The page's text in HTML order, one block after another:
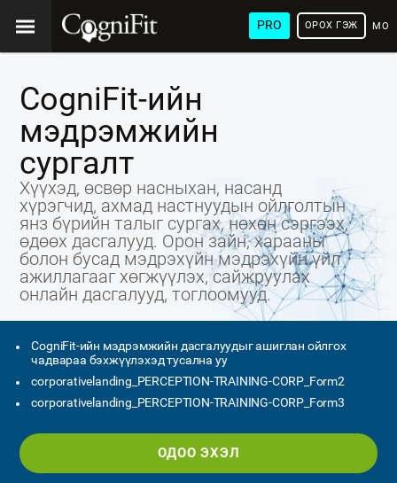
PRO
ХЭЛ
ОРОХ ГЭЖ
CogniFit-ийн
мэдрэмжийн
сургалт
Хүүхэд, өсвөр насныхан, насанд
хүрэгчид, ахмад настнуудын ойлголтын
янз бүрийн талыг сургах, нөхөн сэргээх,
өдөөх дасгалууд. Орон зайн, харааны
болон бусад мэдрэхүйн мэдрэхүйн үйл
ажиллагааг хөгжүүлэх, сайжруулах
онлайн дасгалууд, тоглоомууд.
CogniFit-ийн мэдрэмжийн дасгалуудыг ашиглан ойлгох
чадвараа бэхжүүлэхэд тусална уу
corporativelanding_PERCEPTION-TRAINING-CORP_Form2
corporativelanding_PERCEPTION-TRAINING-CORP_Form3
ОДОО ЭХЭЛ